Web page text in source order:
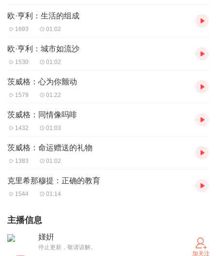
欧·亨利：生活的组成
1693 01:02
欧·亨利：城市如流沙
1530 01:02
茨威格：心为你颤动
1579 01:22
茨威格：同情像吗啡
1432 01:03
茨威格：命运赠送的礼物
1383 01:02
克里希那穆提：正确的教育
1544 01:14
主播信息
嫤姸
停止更新，敬请谅解。
加关注